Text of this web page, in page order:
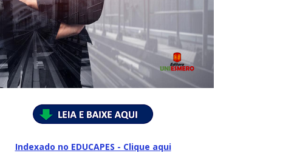
Indexado no EDUCAPES - Clique aqui